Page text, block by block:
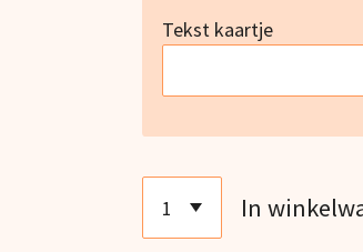
Tekst kaartje
In